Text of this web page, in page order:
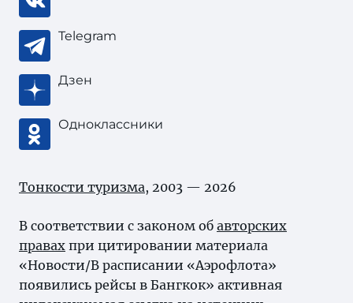
Telegram
Дзен
Одноклассники
Тонкости туризма, 2003 — 2026
В соответствии с законом об авторских
правах при цитировании материала
«Новости/В расписании «Аэрофлота»
появились рейсы в Бангкок» активная